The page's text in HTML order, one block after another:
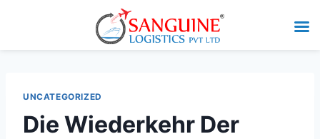
UNCATEGORIZED
Die Wiederkehr Der